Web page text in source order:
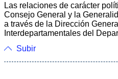
Las relaciones de carácter
Consejo General y la
a través de la Dirección
Interdepartamentales del
Subir